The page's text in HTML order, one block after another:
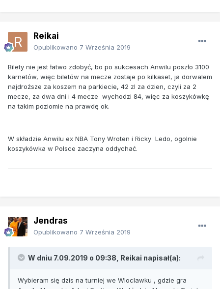
Reikai
Opublikowano 7 Września 2019
Bilety nie jest łatwo zdobyć, bo po sukcesach Anwilu poszło 3100
karnetów, więc biletów na mecze zostaje po kilkaset, ja dorwalem
najdroższe za koszem na parkiecie, 42 zl za dzien, czyli za 2
mecze, za dwa dni i 4 mecze wychodzi 84, więc za koszykówkę
na takim poziomie na prawdę ok.
W składzie Anwilu ex NBA Tony Wroten i Ricky Ledo, ogolnie
koszykówka w Polsce zaczyna oddychać.
Jendras
Opublikowano 7 Września 2019
W dniu 7.09.2019 o 09:38, Reikai napisał(a):
Wybieram się dzis na turniej we Wloclawku , gdzie gra